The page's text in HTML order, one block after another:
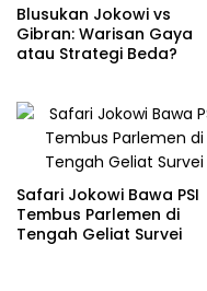
Blusukan Jokowi vs
Gibran: Warisan Gaya
atau Strategi Beda?
Safari Jokowi Bawa PSI
Tembus Parlemen di
Tengah Geliat Survei